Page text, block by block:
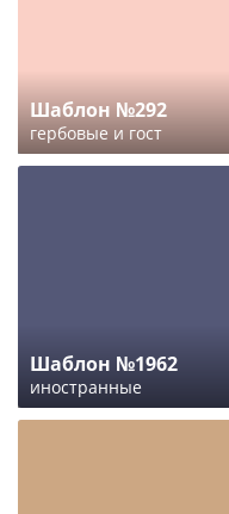
Шаблон №292
гербовые и гост
Шаблон №1962
иностранные